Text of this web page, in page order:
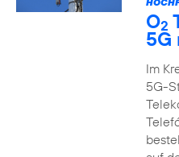
O2
5G
Im
5G-